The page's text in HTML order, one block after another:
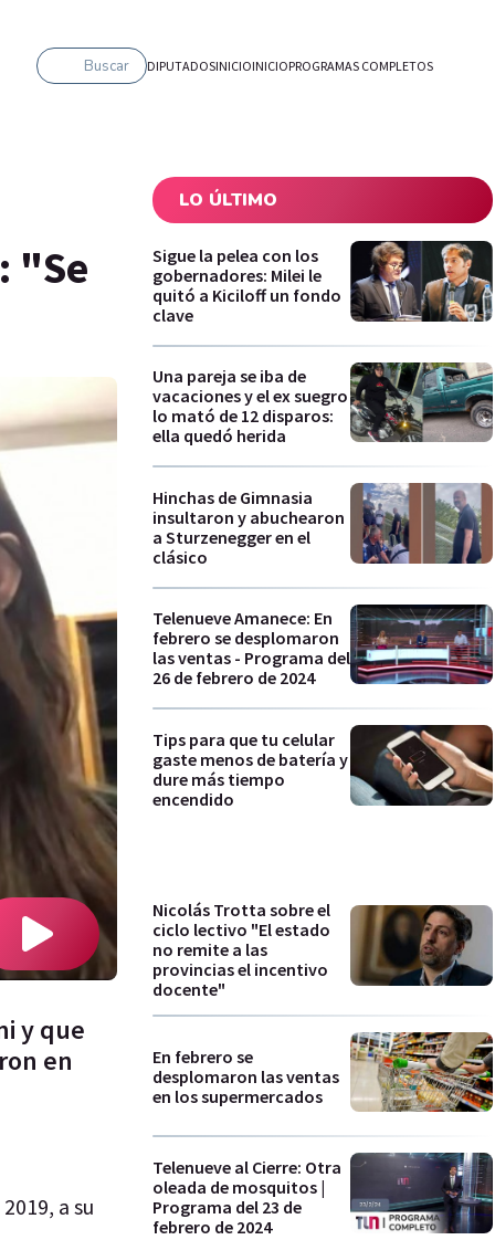
Buscar DIPUTADOSINICIOINICIOPROGRAMAS COMPLETOS
"Se
y que
en
a su
LO ÚLTIMO
Sigue la pelea con los
gobernadores: Milei le
quitó a Kiciloff un fondo
clave
Una pareja se iba de
vacaciones y el ex suegro
lo mató de 12 disparos:
ella quedó herida
Hinchas de Gimnasia
insultaron y abuchearon
a Sturzenegger en el
clásico
Telenueve Amanece: En
febrero se desplomaron
las ventas - Programa del
26 de febrero de 2024
Tips para que tu celular
gaste menos de batería y
dure más tiempo
encendido
Nicolás Trotta sobre el
ciclo lectivo "El estado
no remite a las
provincias el incentivo
docente"
En febrero se
desplomaron las ventas
en los supermercados
Telenueve al Cierre: Otra
oleada de mosquitos |
Programa del 23 de
febrero de 2024